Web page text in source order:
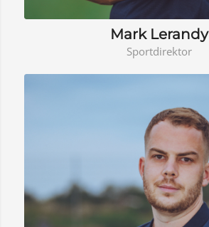
Mark Lerandy
Sportdirektor